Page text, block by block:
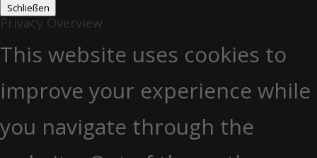
Schließen
Privacy Overview
This website uses cookies to
improve your experience while
you navigate through the